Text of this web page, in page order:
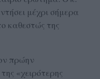
μέχρι σήμερα
καθεστώς της
πρώην
«χειρότερης